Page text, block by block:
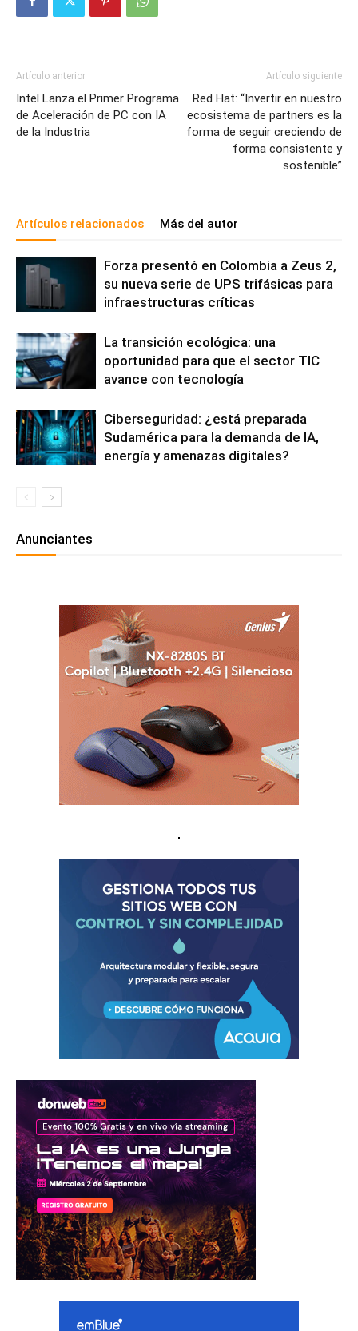
Artículo anterior
Intel Lanza el Primer Programa
de Aceleración de PC con IA
de la Industria
Artículo siguiente
Red Hat: “Invertir en nuestro
ecosistema de partners es la
forma de seguir creciendo de
forma consistente y
sostenible”
Artículos relacionados Más del autor
Forza presentó en Colombia a Zeus 2,
su nueva serie de UPS trifásicas para
infraestructuras críticas
La transición ecológica: una
oportunidad para que el sector TIC
avance con tecnología
Ciberseguridad: ¿está preparada
Sudamérica para la demanda de IA,
energía y amenazas digitales?
Anunciantes